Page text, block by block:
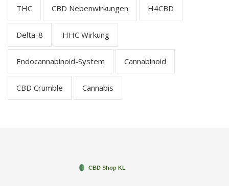
THC CBD Nebenwirkungen H4CBD
Delta-8 HHC Wirkung
Endocannabinoid-System Cannabinoid
CBD Crumble Cannabis